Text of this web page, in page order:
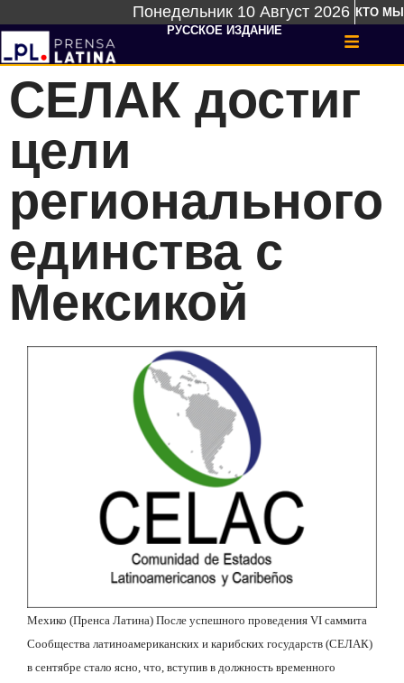
Понедельник 10 Август 2026 КТО МЫ
РУССКОЕ ИЗДАНИЕ
CЕЛАК достиг
цели
регионального
единства с
Мексикой
Мехико (Пренса Латина) После успешного проведения VI саммита
Сообщества латиноамериканских и карибских государств (СЕЛАК)
в сентябре стало ясно, что, вступив в должность временного